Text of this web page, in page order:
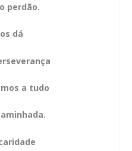
perdão.
dá
a tudo